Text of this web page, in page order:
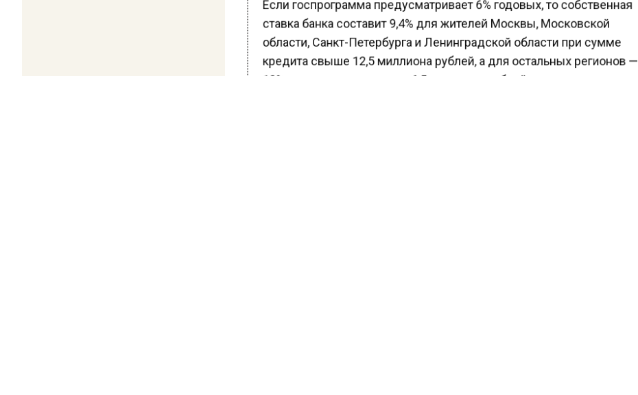
Если госпрограмма предусматривает 6% годовых, то собственная
ставка банка составит 9,4% для жителей Москвы, Московской
области, Санкт-Петербурга и Ленинградской области при сумме
кредита свыше 12,5 миллиона рублей, а для остальных регионов —